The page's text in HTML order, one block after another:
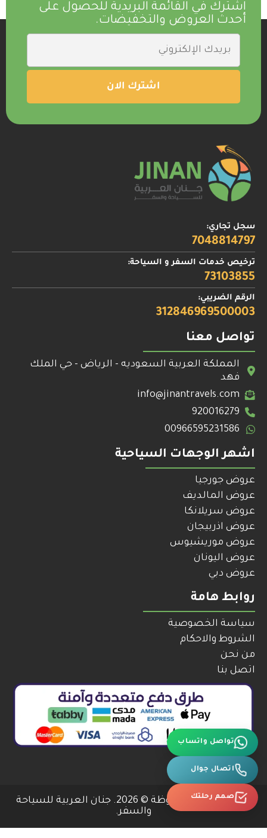
اشترك في القائمة البريدية للحصول على
أحدث العروض والتخفيضات.
سجل تجاري:
7048814797
ترخيص خدمات السفر و السياحة:
73103855
الرقم الضريبي:
312846969500003
تواصل معنا
المملكة العربية السعوديه - الرياض - حي الملك
فهد
info@jinantravels.com
920016279
00966595231586
اشهر الوجهات السياحية
عروض جورجيا
عروض المالديف
عروض سريلانكا
عروض اذربيجان
عروض موريشيوس
عروض اليونان
عروض دبي
روابط هامة
سياسة الخصوصية
الشروط والاحكام
من نحن
اتصل بنا
جميع الحقوق محفوظة © 2026. جنان العربية للسياحة
والسفر.
تواصل واتساب
اتصال جوال
صمم رحلتك